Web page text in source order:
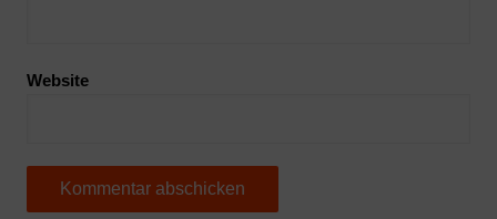
Website